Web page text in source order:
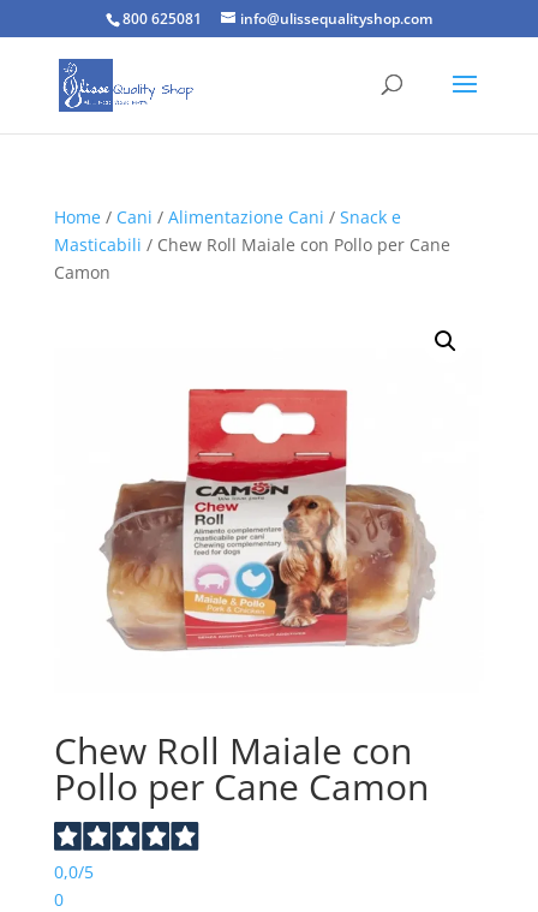
800 625081 info@ulissequalityshop.com
Home/ Cani / Alimentazione Cani / Snack e
Masticabili / Chew Roll Maiale con Pollo per Cane
Camon
Chew Roll Maiale con
Pollo per Cane Camon
0,0/5
0